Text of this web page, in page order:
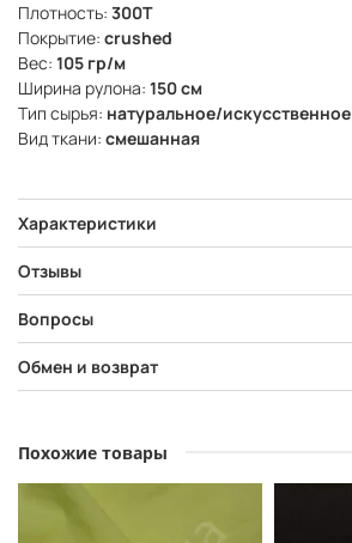
Плотность: 300Т
Покрытие: crushed
Вес: 105 гр/м
Ширина рулона: 150 см
Тип сырья: натуральное/искусственное
Вид ткани: смешанная
Характеристики
Отзывы
Вопросы
Обмен и возврат
Похожие товары